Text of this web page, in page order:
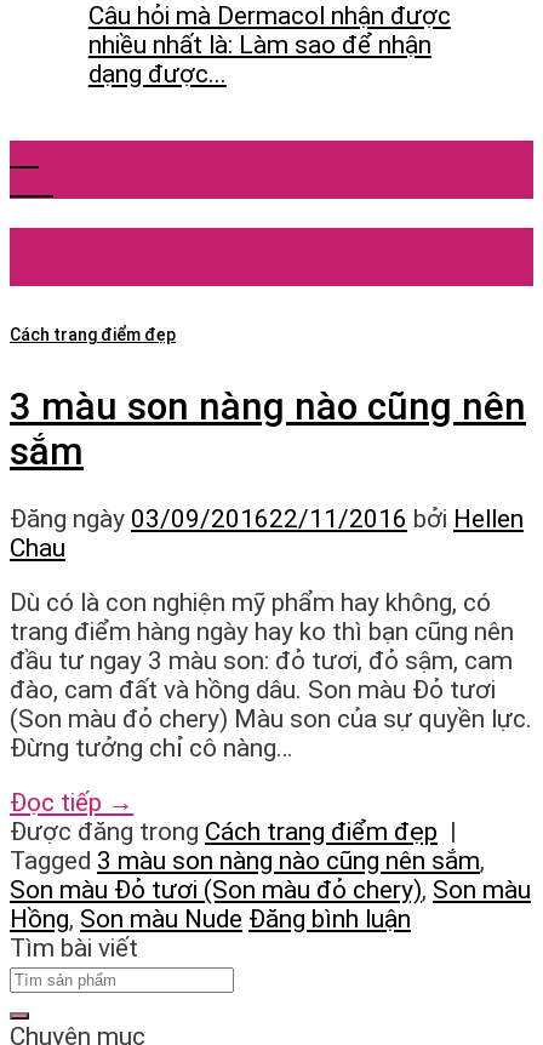
Câu hỏi mà Dermacol nhận được
nhiều nhất là: Làm sao để nhận
dạng được...
Cách trang điểm đẹp
3 màu son nàng nào cũng nên
sắm
Đăng ngày 03/09/201622/11/2016 bởi Hellen
Chau
Dù có là con nghiện mỹ phẩm hay không, có
trang điểm hàng ngày hay ko thì bạn cũng nên
đầu tư ngay 3 màu son: đỏ tươi, đỏ sậm, cam
đào, cam đất và hồng dâu. Son màu Đỏ tươi
(Son màu đỏ chery) Màu son của sự quyền lực.
Đừng tưởng chỉ cô nàng…
Đọc tiếp →
Được đăng trong Cách trang điểm đẹp |
Tagged 3 màu son nàng nào cũng nên sắm,
Son màu Đỏ tươi (Son màu đỏ chery), Son màu
Hồng, Son màu Nude Đăng bình luận
Tìm bài viết
Chuyên mục